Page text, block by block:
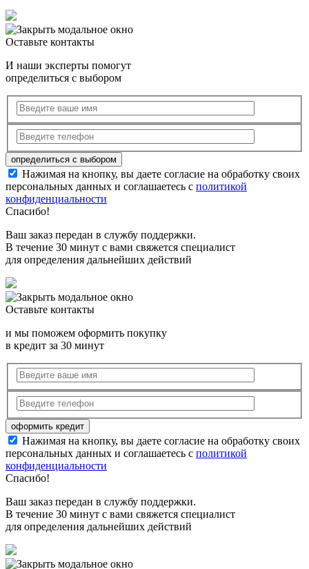
Оставьте контакты
И наши эксперты помогут
определиться с выбором
Нажимая на кнопку, вы даете согласие на обработку своих
персональных данных и соглашаетесь с политикой
конфиденциальности
Спасибо!
Ваш заказ передан в службу поддержки.
В течение 30 минут с вами свяжется специалист
для определения дальнейших действий
Оставьте контакты
и мы поможем оформить покупку
в кредит за 30 минут
Нажимая на кнопку, вы даете согласие на обработку своих
персональных данных и соглашаетесь с политикой
конфиденциальности
Спасибо!
Ваш заказ передан в службу поддержки.
В течение 30 минут с вами свяжется специалист
для определения дальнейших действий